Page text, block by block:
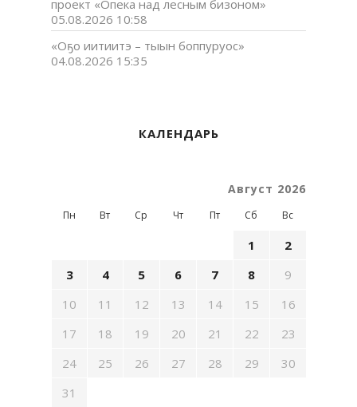
проект «Опека над лесным бизоном»
05.08.2026 10:58
«Оҕо иитиитэ – тыын боппуруос»
04.08.2026 15:35
КАЛЕНДАРЬ
Август 2026
Пн Вт Ср Чт Пт Сб Вс
1
2
3
4 5 6 7 8
9
10
11 12 13 14 15
16
17
18 19 20 21 22
23
24
25 26 27 28 29
30
31